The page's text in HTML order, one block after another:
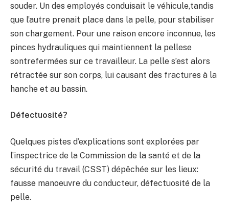
souder. Un des employés conduisait le véhicule,tandis
que l’autre prenait place dans la pelle, pour stabiliser
son chargement. Pour une raison encore inconnue, les
pinces hydrauliques qui maintiennent la pellese
sontrefermées sur ce travailleur. La pelle s’est alors
rétractée sur son corps, lui causant des fractures à la
hanche et au bassin.
Défectuosité?
Quelques pistes d’explications sont explorées par
l’inspectrice de la Commission de la santé et de la
sécurité du travail (CSST) dépêchée sur les lieux:
fausse manoeuvre du conducteur, défectuosité de la
pelle.